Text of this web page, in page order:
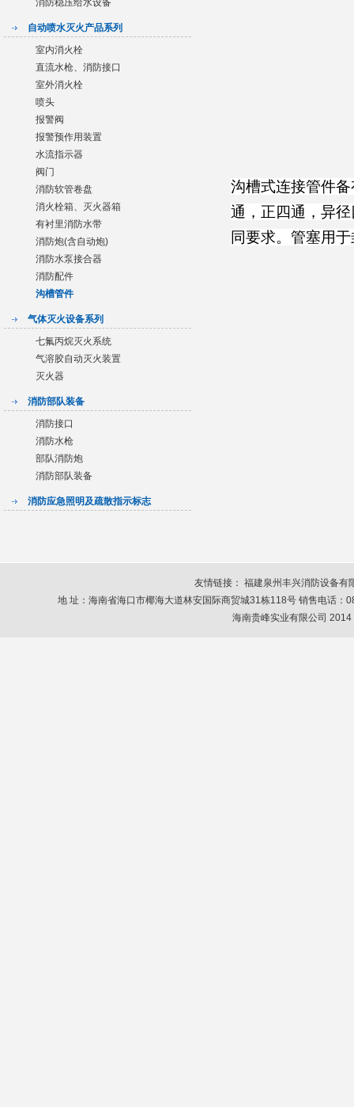
消防稳压给水设备
自动喷水灭火产品系列
室内消火栓
直流水枪、消防接口
室外消火栓
喷头
报警阀
报警预作用装置
水流指示器
阀门
消防软管卷盘
消火栓箱、灭火器箱
有衬里消防水带
消防炮(含自动炮)
消防水泵接合器
消防配件
沟槽管件
气体灭火设备系列
七氟丙烷灭火系统
气溶胶自动灭火装置
灭火器
消防部队装备
消防接口
消防水枪
部队消防炮
消防部队装备
消防应急照明及疏散指示标志
沟槽式连接管件备
通，正四通，异
同要求。管塞用
友情链接： 福建泉州丰兴消防设备有
地 址：海南省海口市椰海大道林安国际商贸城31栋118号 销售电话
海南贵峰实业有限公司